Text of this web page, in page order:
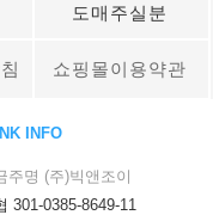
도매주실분
쇼핑몰이용약관
INFO
주명 (주)빅앤조이
301-0385-8649-11